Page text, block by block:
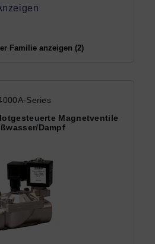
Familie anzeigen (2)
Series
Magnetventile
Dampf